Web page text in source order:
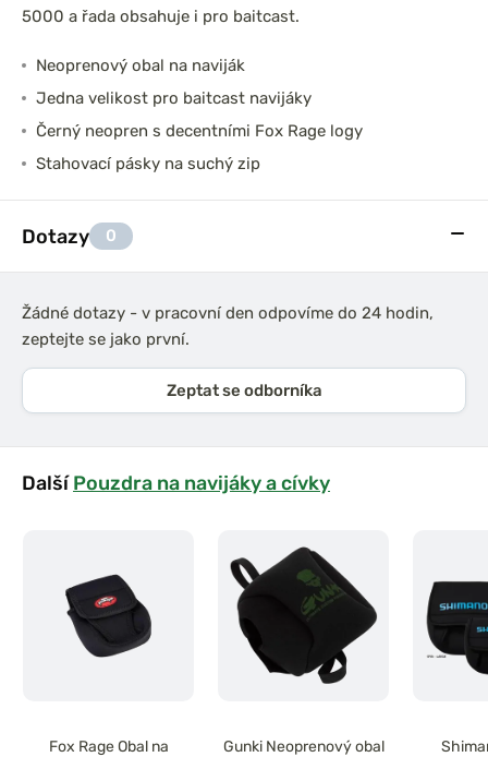
5000 a řada obsahuje i pro baitcast.
Neoprenový obal na naviják
Jedna velikost pro baitcast navijáky
Černý neopren s decentními Fox Rage logy
Stahovací pásky na suchý zip
Dotazy 0
Žádné dotazy - v pracovní den odpovíme do 24 hodin,
zeptejte se jako první.
Zeptat se odborníka
DalšíPouzdra na navijáky a cívky
Fox Rage Obal na Gunki Neoprenový obal